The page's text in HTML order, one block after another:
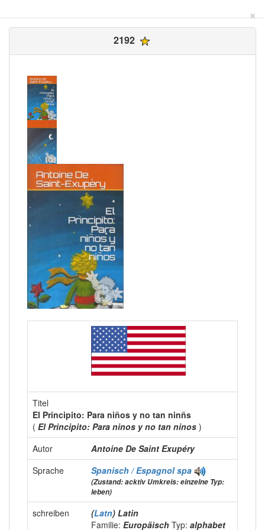
×
2192
Titel
El Principito: Para niños y no tan ninñs
( El Principito: Para ninos y no tan ninos )
Autor
Antoine De Saint Exupéry
Sprache
Spanisch / Espagnolspa
(Zustand: acktiv Umkreis: einzelne Typ:
leben)
schreiben (Latn) Latin
Familie: Europäisch Typ: alphabet